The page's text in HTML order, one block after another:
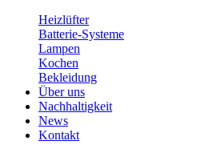
Heizlüfter
Batterie-Systeme
Lampen
Kochen
Bekleidung
Über uns
Nachhaltigkeit
News
Kontakt